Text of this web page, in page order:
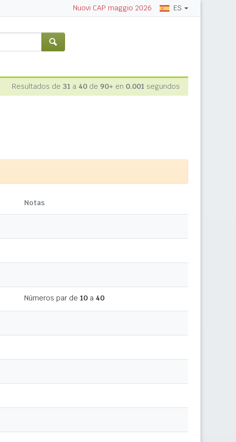
Nuovi CAP maggio 2026 ES
Resultados de 31 a 40 de 90+ en 0.001 segundos
Notas
Números par de 10 a 40